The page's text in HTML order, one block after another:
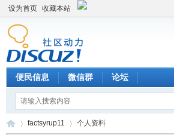
设为首页 收藏本站
便民信息 微信群 论坛
factsyrup11 个人资料